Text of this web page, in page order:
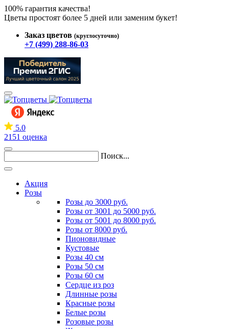
100% гарантия качества!
Цветы простоят более 5 дней или заменим букет!
Заказ цветов (круглосуточно)
+7 (499) 288-86-03
5.0
2151 оценка
Поиск...
Акция
Розы
Розы до 3000 руб.
Розы от 3001 до 5000 руб.
Розы от 5001 до 8000 руб.
Розы от 8000 руб.
Пионовидные
Кустовые
Розы 40 см
Розы 50 см
Розы 60 см
Сердце из роз
Длинные розы
Красные розы
Белые розы
Розовые розы